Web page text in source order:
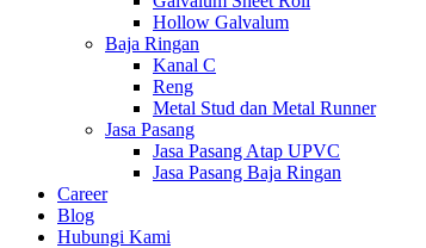
Hollow Galvalum
Baja Ringan
Kanal C
Reng
Metal Stud dan Metal Runner
Jasa Pasang
Jasa Pasang Atap UPVC
Jasa Pasang Baja Ringan
Career
Blog
Hubungi Kami